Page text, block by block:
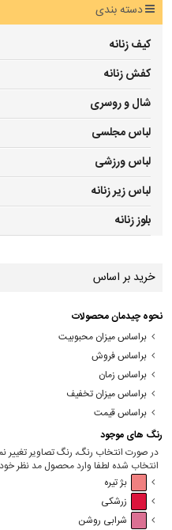
دسته بندی
کیف زنانه
کفش زنانه
شال و روسری
لباس مجلسی
لباس ورزشی
لباس زیر زنانه
بلوز زنانه
خرید بر اساس
نحوه چیدمان محصولات
براساس میزان محبوبیت
براساس فروش
براساس زمان
براساس میزان تخفیف
براساس قیمت
رنگ های موجود
در صورت انتخاب رنگ، رنگ تصاویر
انتخاب شده لطفا وارد محصول مد نظر
بژ تیره
زرشکی
شرابی روشن